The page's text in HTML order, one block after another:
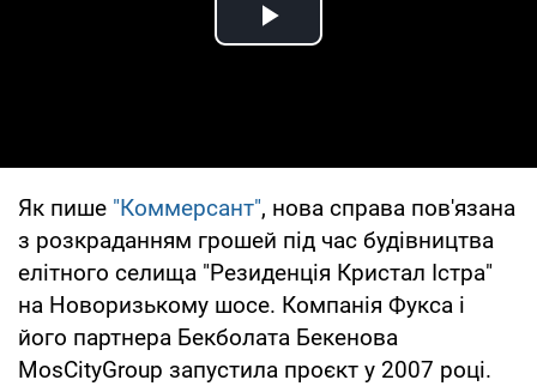
Play Video
Як пише "Коммерсант", нова справа пов'язана
з розкраданням грошей під час будівництва
елітного селища "Резиденція Кристал Істра"
на Новоризькому шосе. Компанія Фукса і
його партнера Бекболата Бекенова
MosCityGroup запустила проєкт у 2007 році.